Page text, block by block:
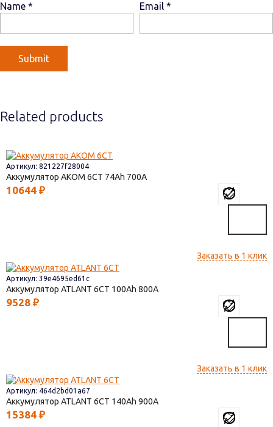
Name * Email *
Related products
Артикул: 821227f28004
Аккумулятор AКОМ 6СТ 74 700
10644 ₽
Заказать в 1 клик
Артикул: 39e4695ed61c
Аккумулятор ATLANT 6СТ 100 800
9528 ₽
Заказать в 1 клик
Артикул: 464d2bd01a67
Аккумулятор ATLANT 6СТ 140 900
15384 ₽